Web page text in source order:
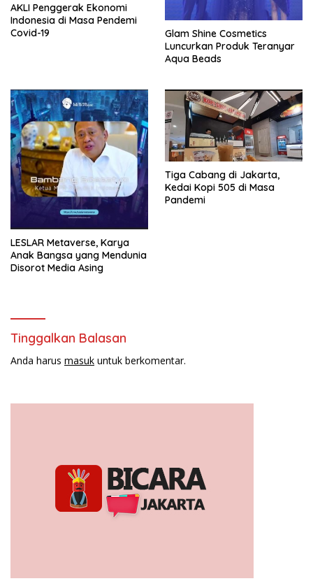
AKLI Penggerak Ekonomi
Indonesia di Masa Pendemi
Covid-19
Glam Shine Cosmetics
Luncurkan Produk Teranyar
Aqua Beads
LESLAR Metaverse, Karya
Anak Bangsa yang Mendunia
Disorot Media Asing
Tiga Cabang di Jakarta,
Kedai Kopi 505 di Masa
Pandemi
Tinggalkan Balasan
Anda harus masuk untuk berkomentar.